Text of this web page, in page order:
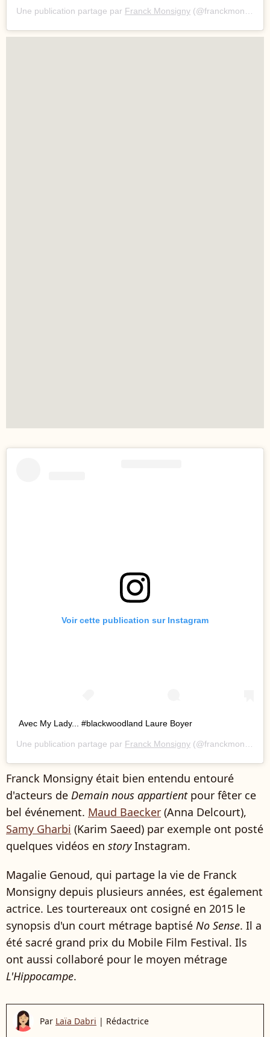
Une publication partage par Franck Monsigny (@franckmonsigny) le
Voir cette publication sur Instagram
Avec My Lady... #blackwoodland Laure Boyer
Une publication partage par Franck Monsigny (@franckmonsigny) le
Franck Monsigny était bien entendu entouré
d'acteurs de Demain nous appartientpour fêter ce
bel événement. Maud Baecker (Anna Delcourt),
Samy Gharbi (Karim Saeed) par exemple ont posté
quelques vidéos en storyInstagram.
Magalie Genoud, qui partage la vie de Franck
Monsigny depuis plusieurs années, est également
actrice. Les tourtereaux ont cosigné en 2015 le
synopsis d'un court métrage baptisé No Sense. Il a
été sacré grand prix du Mobile Film Festival. Ils
ont aussi collaboré pour le moyen métrage
L'Hippocampe.
Par Laïa Dabri | Rédactrice